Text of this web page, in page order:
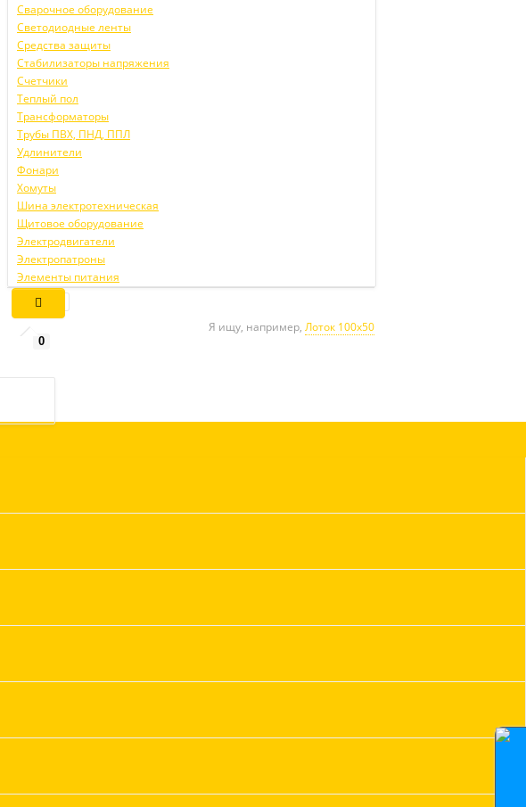
Сварочное оборудование
Светодиодные ленты
Средства защиты
Стабилизаторы напряжения
Счетчики
Теплый пол
Трансформаторы
Трубы ПВХ, ПНД, ППЛ
Удлинители
Фонари
Хомуты
Шина электротехническая
Щитовое оборудование
Электродвигатели
Электропатроны
Элементы питания
Я ищу, например, Лоток 100х50
0